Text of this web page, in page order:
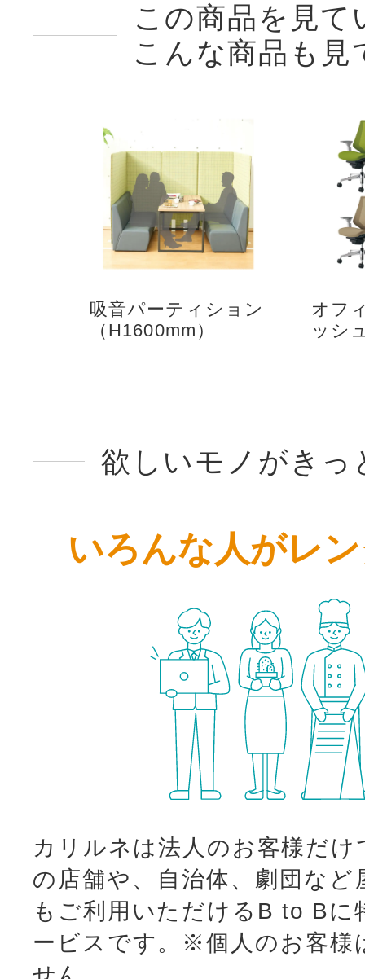
この商品を見て
こんな商品も見
吸音パーティション
（H1600mm）
オフ
ッシ
欲しいモノがきっ
いろんな人がレ
カリルネは法人のお客様だ
の店舗や、自治体、劇団な
もご利用いただけるB to Bに
ービスです。
※個人のお客様